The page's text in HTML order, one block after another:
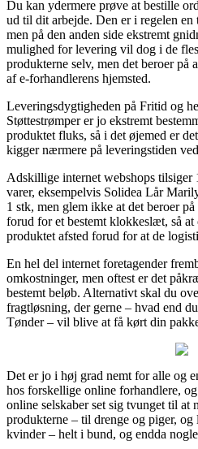
Du kan ydermere prøve at bestille
ud til dit arbejde. Den er i regelen
men på den anden side ekstremt
mulighed for levering vil dog i de
produkterne selv, men det beroer på
af e-forhandlerens hjemsted.
Leveringsdygtigheden på Fritid og
Støttestrømper er jo ekstremt
produktet fluks, så i det øjemed er
kigger nærmere på leveringstiden
Adskillige internet webshops tilsiger
varer, eksempelvis Solidea Lår
1 stk, men glem ikke at det beroer
forud for et bestemt klokkeslæt, så
produktet afsted forud for at de
En hel del internet foretagender
omkostninger, men oftest er det
bestemt beløb. Alternativt skal du
fragtløsning, der gerne – hvad end
Tønder – vil blive at få kørt din
Det er jo i høj grad nemt for alle og
hos forskellige online forhandlere,
online selskaber set sig tvunget til at
produkterne – til drenge og piger,
kvinder – helt i bund, og endda